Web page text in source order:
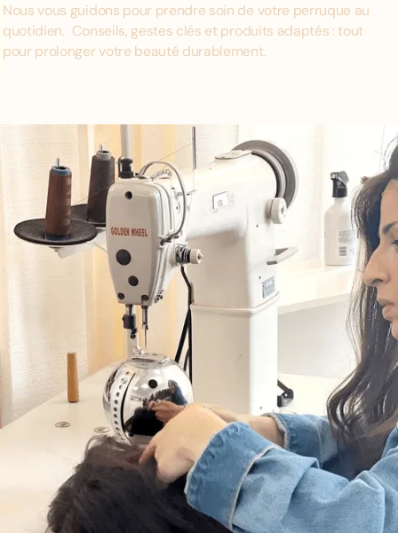
Nous vous guidons pour prendre soin de votre perruque au
quotidien. Conseils, gestes clés et produits adaptés : tout
pour prolonger votre beauté durablement.